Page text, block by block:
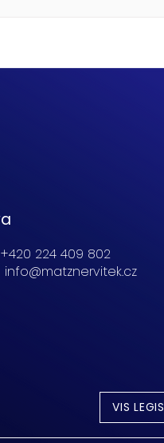
+420 224 409 802
info@matznervitek.cz
VIS LEGIS